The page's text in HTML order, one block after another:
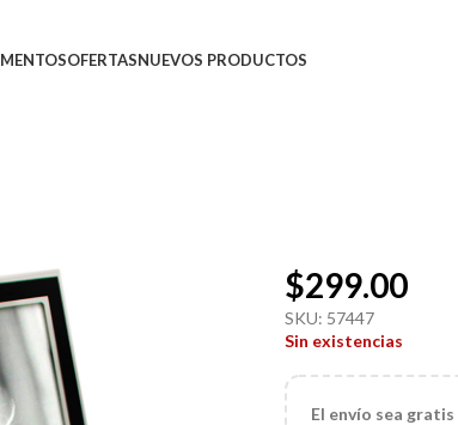
OFERTASNUEVOS PRODUCTOS
$299.00
SKU: 57447
Sin existencias
El envío sea